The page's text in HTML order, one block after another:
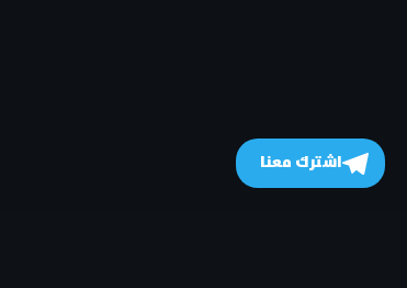
اشترك معنا